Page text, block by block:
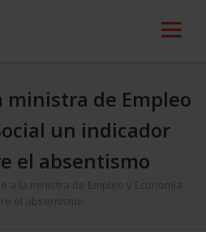
ministra de Empleo
un indicador
el absentismo
a la ministra de Empleo y Economía
el absentismo